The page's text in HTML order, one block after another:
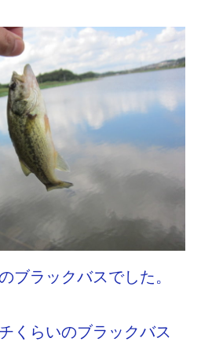
ブラックバスでした。
くらいのブラックバス